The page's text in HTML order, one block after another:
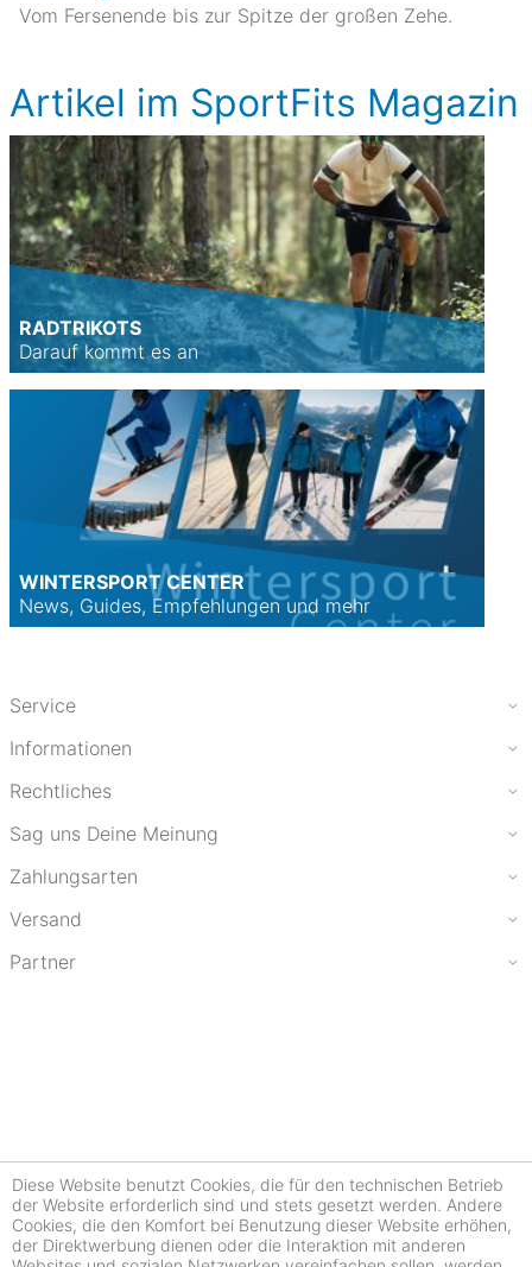
Vom Fersenende bis zur Spitze der großen Zehe.
Artikel im SportFits Magazin
RADTRIKOTS
Darauf kommt es an
WINTERSPORT CENTER
News, Guides, Empfehlungen und mehr
Service
Informationen
Rechtliches
Sag uns Deine Meinung
Zahlungsarten
Versand
Partner
Diese Website benutzt Cookies, die für den technischen Betrieb
der Website erforderlich sind und stets gesetzt werden. Andere
Cookies, die den Komfort bei Benutzung dieser Website erhöhen,
der Direktwerbung dienen oder die Interaktion mit anderen